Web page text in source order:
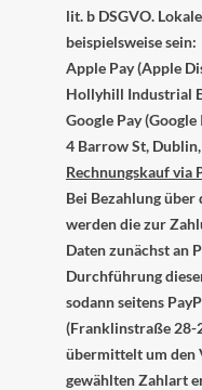
lit. b DSGVO.
beispielsweise sein:
Apple Pay (Apple
Hollyhill Industrial
Google Pay
4 Barrow St,
Rechnungskauf via
Bei Bezahlung
werden die zur
Daten zunächst an
Durchführung
sodann seitens
(Franklinstraße 28-
übermittelt um den
gewählten Zahlart